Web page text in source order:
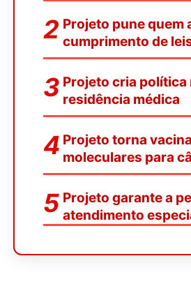
Projeto pune
cumprimento de
Projeto cria
residência médica
Projeto torna
moleculares para
Projeto garante a
atendimento